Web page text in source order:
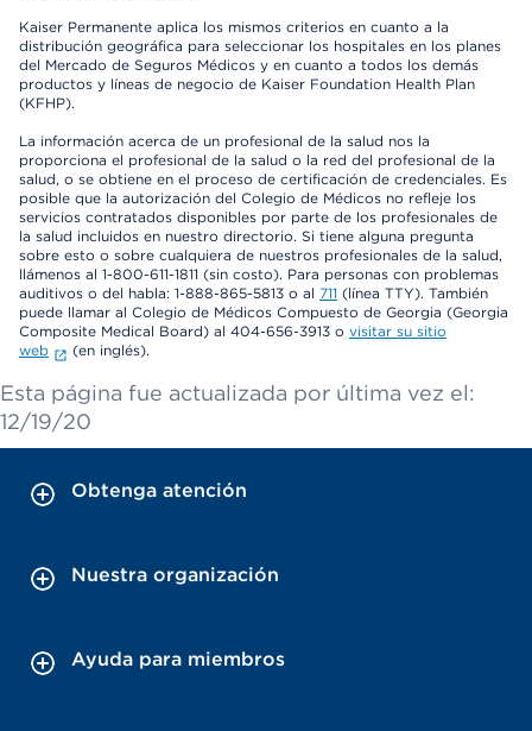
Kaiser Permanente aplica los mismos criterios en cuanto a la
distribución geográfica para seleccionar los hospitales en los planes
del Mercado de Seguros Médicos y en cuanto a todos los demás
productos y líneas de negocio de Kaiser Foundation Health Plan
(KFHP).
La información acerca de un profesional de la salud nos la
proporciona el profesional de la salud o la red del profesional de la
salud, o se obtiene en el proceso de certificación de credenciales. Es
posible que la autorización del Colegio de Médicos no refleje los
servicios contratados disponibles por parte de los profesionales de
la salud incluidos en nuestro directorio. Si tiene alguna pregunta
sobre esto o sobre cualquiera de nuestros profesionales de la salud,
llámenos al 1-800-611-1811 (sin costo). Para personas con problemas
auditivos o del habla: 1-888-865-5813 o al 711 (línea TTY). También
puede llamar al Colegio de Médicos Compuesto de Georgia (Georgia
Composite Medical Board) al 404-656-3913 o visitar su sitio
web
(en inglés).
Esta página fue actualizada por última vez el:
12/19/20
Obtenga atención
Nuestra organización
Ayuda para miembros